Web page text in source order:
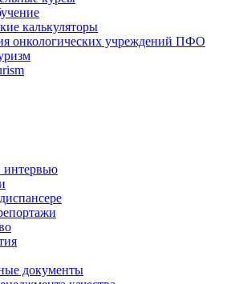
калькуляторы
oнкологических учреждений ПФО
интервью
документы